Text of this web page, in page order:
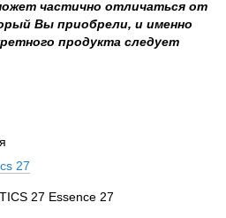
частично отличаться от
Вы приобрели, и именно
продукта следует
27
27 Essence 27